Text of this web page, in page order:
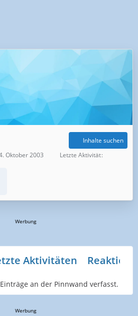
Inhalte suchen
Oktober 2003
Letzte Aktivität
Werbung
Aktivitäten
an der Pinnwand verfasst.
Werbung